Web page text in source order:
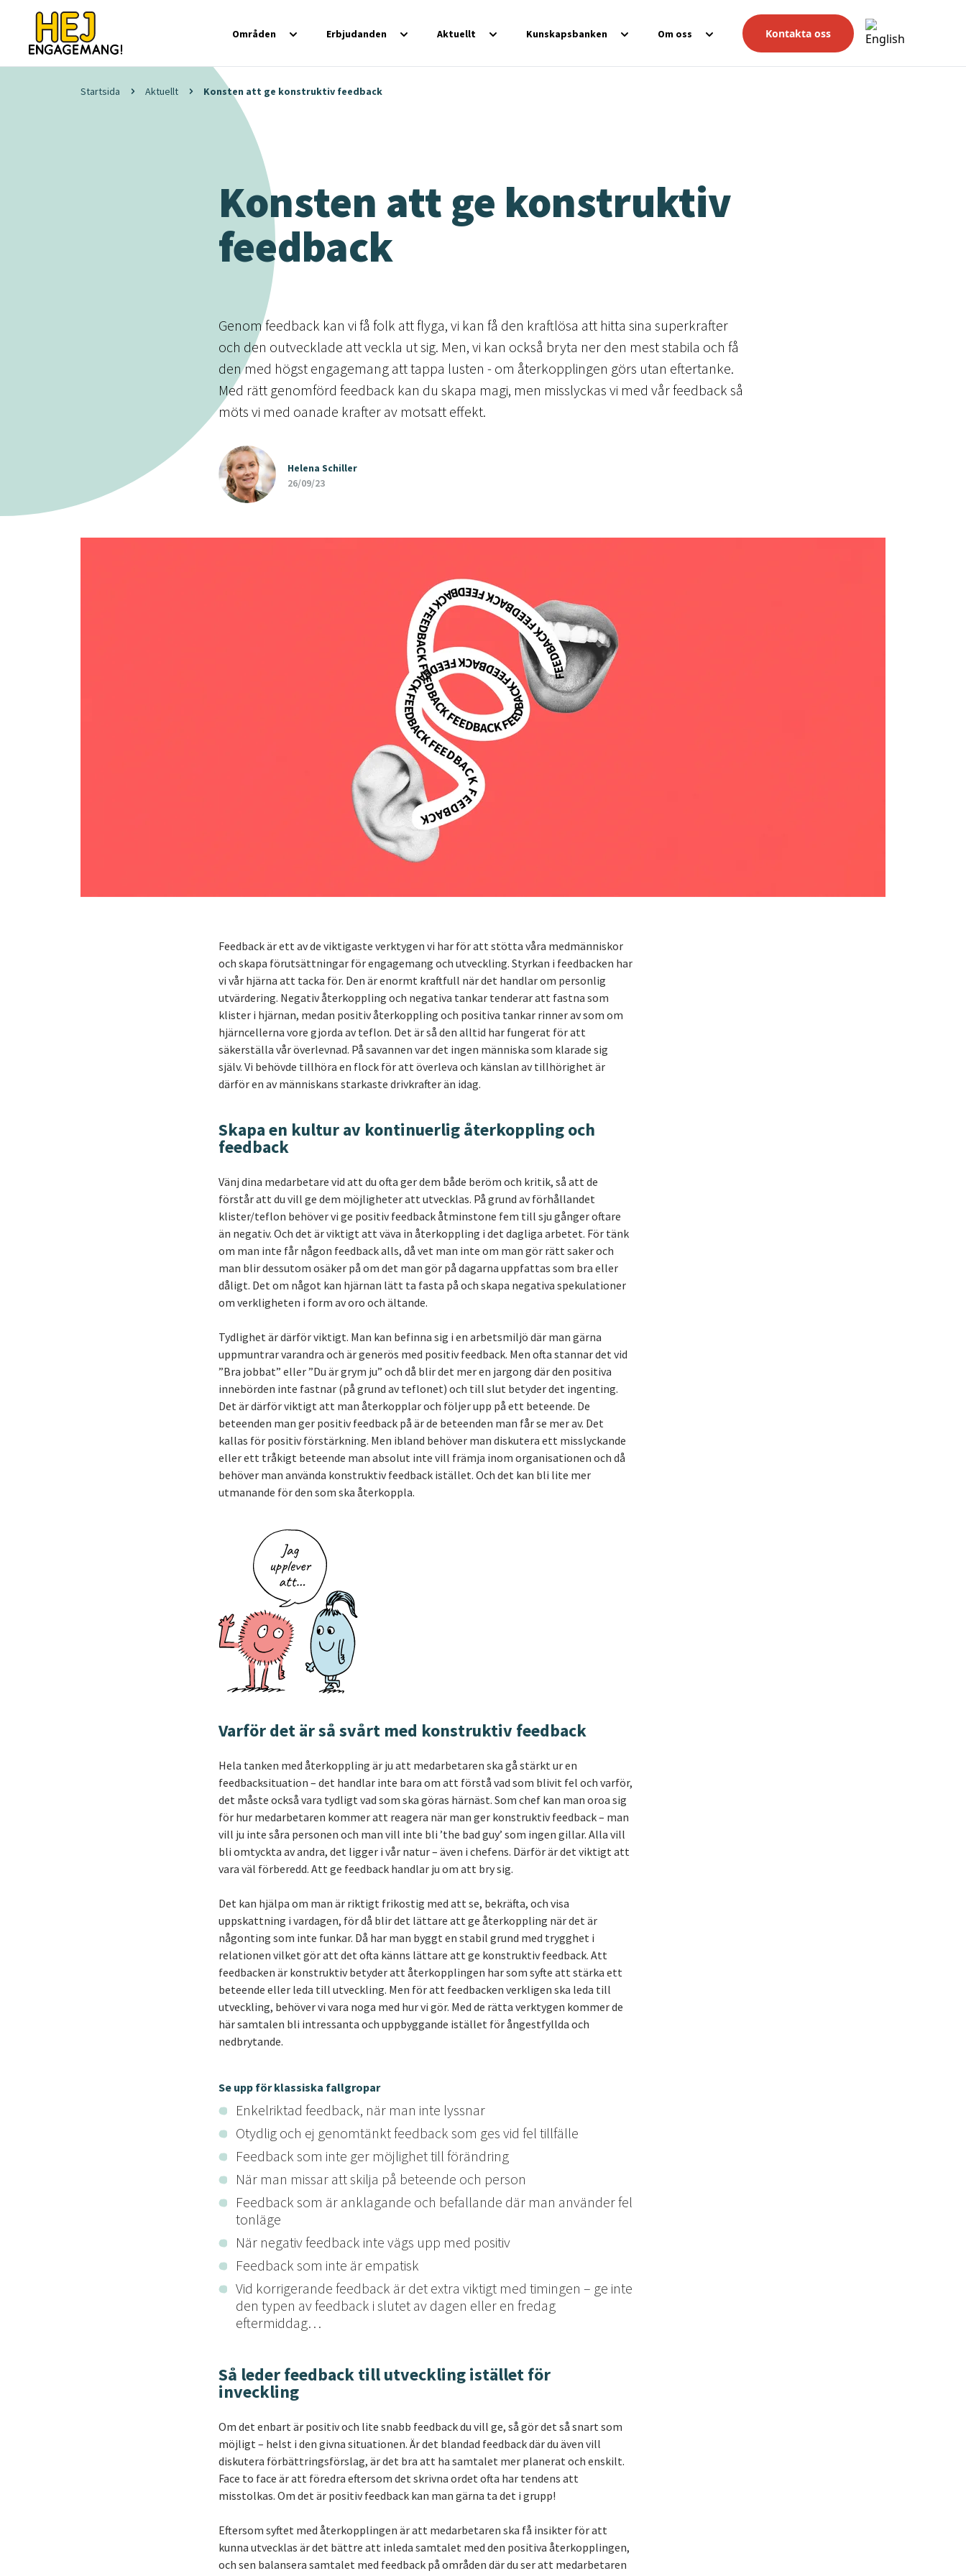
Områden Erbjudanden Aktuellt Kunskapsbanken Om oss Kontakta oss
Startsida Aktuellt Konsten att ge konstruktiv feedback
Konsten att ge konstruktiv
feedback
Genom feedback kan vi få folk att flyga, vi kan få den kraftlösa att hitta sina superkrafter
och den outvecklade att veckla ut sig. Men, vi kan också bryta ner den mest stabila och få
den med högst engagemang att tappa lusten - om återkopplingen görs utan eftertanke.
Med rätt genomförd feedback kan du skapa magi, men misslyckas vi med vår feedback så
möts vi med oanade krafter av motsatt effekt.
Helena Schiller
26/09/23
Feedback är ett av de viktigaste verktygen vi har för att stötta våra medmänniskor
och skapa förutsättningar för engagemang och utveckling. Styrkan i feedbacken har
vi vår hjärna att tacka för. Den är enormt kraftfull när det handlar om personlig
utvärdering. Negativ återkoppling och negativa tankar tenderar att fastna som
klister i hjärnan, medan positiv återkoppling och positiva tankar rinner av som om
hjärncellerna vore gjorda av teflon. Det är så den alltid har fungerat för att
säkerställa vår överlevnad. På savannen var det ingen människa som klarade sig
själv. Vi behövde tillhöra en flock för att överleva och känslan av tillhörighet är
därför en av människans starkaste drivkrafter än idag.
Skapa en kultur av kontinuerlig återkoppling och
feedback
Vänj dina medarbetare vid att du ofta ger dem både beröm och kritik, så att de
förstår att du vill ge dem möjligheter att utvecklas. På grund av förhållandet
klister/teflon behöver vi ge positiv feedback åtminstone fem till sju gånger oftare
än negativ. Och det är viktigt att väva in återkoppling i det dagliga arbetet. För tänk
om man inte får någon feedback alls, då vet man inte om man gör rätt saker och
man blir dessutom osäker på om det man gör på dagarna uppfattas som bra eller
dåligt. Det om något kan hjärnan lätt ta fasta på och skapa negativa spekulationer
om verkligheten i form av oro och ältande.
Tydlighet är därför viktigt. Man kan befinna sig i en arbetsmiljö där man gärna
uppmuntrar varandra och är generös med positiv feedback. Men ofta stannar det vid
”Bra jobbat” eller ”Du är grym ju” och då blir det mer en jargong där den positiva
innebörden inte fastnar (på grund av teflonet) och till slut betyder det ingenting.
Det är därför viktigt att man återkopplar och följer upp på ett beteende. De
beteenden man ger positiv feedback på är de beteenden man får se mer av. Det
kallas för positiv förstärkning. Men ibland behöver man diskutera ett misslyckande
eller ett tråkigt beteende man absolut inte vill främja inom organisationen och då
behöver man använda konstruktiv feedback istället. Och det kan bli lite mer
utmanande för den som ska återkoppla.
Varför det är så svårt med konstruktiv feedback
Hela tanken med återkoppling är ju att medarbetaren ska gå stärkt ur en
feedbacksituation – det handlar inte bara om att förstå vad som blivit fel och varför,
det måste också vara tydligt vad som ska göras härnäst. Som chef kan man oroa sig
för hur medarbetaren kommer att reagera när man ger konstruktiv feedback – man
vill ju inte såra personen och man vill inte bli ’the bad guy’ som ingen gillar. Alla vill
bli omtyckta av andra, det ligger i vår natur – även i chefens. Därför är det viktigt att
vara väl förberedd. Att ge feedback handlar ju om att bry sig.
Det kan hjälpa om man är riktigt frikostig med att se, bekräfta, och visa
uppskattning i vardagen, för då blir det lättare att ge återkoppling när det är
någonting som inte funkar. Då har man byggt en stabil grund med trygghet i
relationen vilket gör att det ofta känns lättare att ge konstruktiv feedback. Att
feedbacken är konstruktiv betyder att återkopplingen har som syfte att stärka ett
beteende eller leda till utveckling. Men för att feedbacken verkligen ska leda till
utveckling, behöver vi vara noga med hur vi gör. Med de rätta verktygen kommer de
här samtalen bli intressanta och uppbyggande istället för ångestfyllda och
nedbrytande.
Se upp för klassiska fallgropar
Enkelriktad feedback, när man inte lyssnar
Otydlig och ej genomtänkt feedback som ges vid fel tillfälle
Feedback som inte ger möjlighet till förändring
När man missar att skilja på beteende och person
Feedback som är anklagande och befallande där man använder fel
tonläge
När negativ feedback inte vägs upp med positiv
Feedback som inte är empatisk
Vid korrigerande feedback är det extra viktigt med timingen – ge inte
den typen av feedback i slutet av dagen eller en fredag
eftermiddag…
Så leder feedback till utveckling istället för
inveckling
Om det enbart är positiv och lite snabb feedback du vill ge, så gör det så snart som
möjligt – helst i den givna situationen. Är det blandad feedback där du även vill
diskutera förbättringsförslag, är det bra att ha samtalet mer planerat och enskilt.
Face to face är att föredra eftersom det skrivna ordet ofta har tendens att
misstolkas. Om det är positiv feedback kan man gärna ta det i grupp!
Eftersom syftet med återkopplingen är att medarbetaren ska få insikter för att
kunna utvecklas är det bättre att inleda samtalet med den positiva återkopplingen,
och sen balansera samtalet med feedback på områden där du ser att medarbetaren